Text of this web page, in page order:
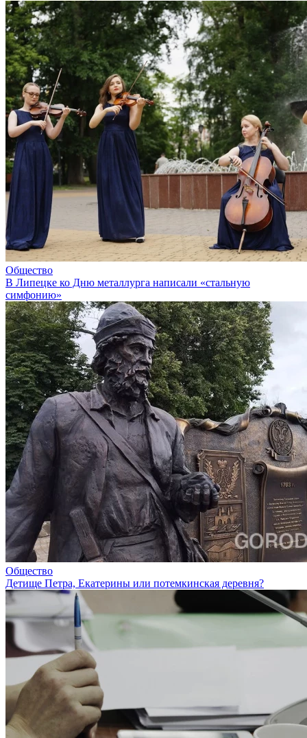
Общество
В Липецке ко Дню металлурга написали «стальную
симфонию»
Общество
Детище Петра, Екатерины или потемкинская деревня?